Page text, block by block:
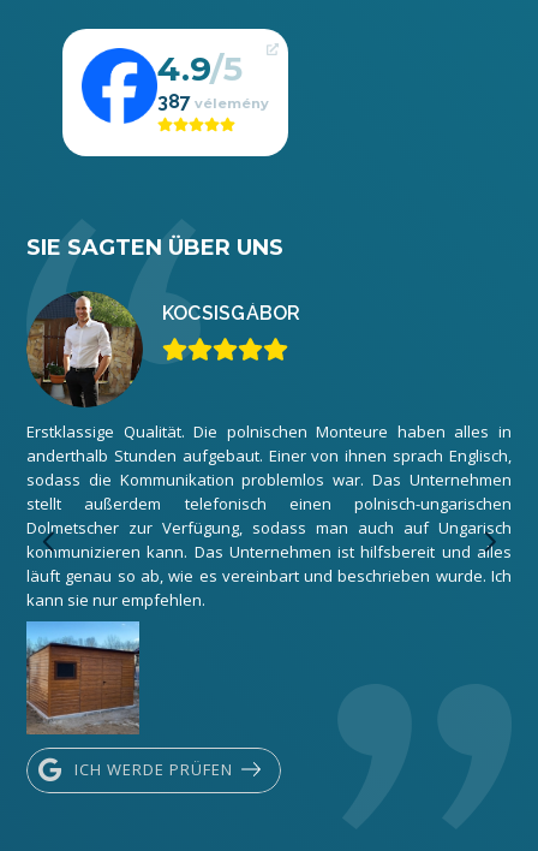
4.9
387
SIE SAGTEN ÜBER UNS
KOCSISGÁBOR
Erstklassige Qualität. Die polnischen Monteure haben alles in
anderthalb Stunden aufgebaut. Einer von ihnen sprach Englisch,
sodass die Kommunikation problemlos war. Das Unternehmen
stellt außerdem telefonisch einen polnisch-ungarischen
Dolmetscher zur Verfügung, sodass man auch auf Ungarisch
kommunizieren kann. Das Unternehmen ist hilfsbereit und alles
läuft genau so ab, wie es vereinbart und beschrieben wurde. Ich
kann sie nur empfehlen.
ICH WERDE PRÜFEN